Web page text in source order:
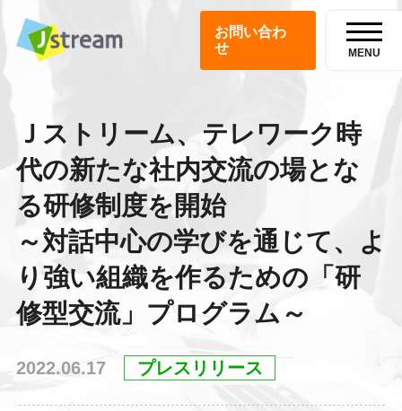
お問い合わ
せ
MENU
Ｊストリーム、テレワーク時
代の新たな社内交流の場とな
る研修制度を開始
～対話中心の学びを通じて、よ
り強い組織を作るための「研
修型交流」プログラム～
2022.06.17 プレスリリース